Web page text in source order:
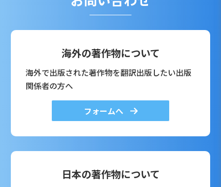
海外の著作物について
海外で出版された著作物を翻訳出版したい出版
関係者の方へ
フォームへ
日本の著作物について